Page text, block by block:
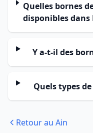
Quelles bornes
disponibles dans
Y a-t-il des
Quels types
Retour au Ain